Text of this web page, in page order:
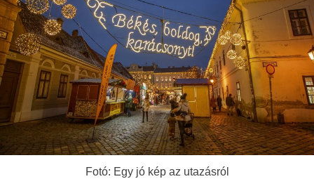
Fotó: Egy jó kép az utazásról